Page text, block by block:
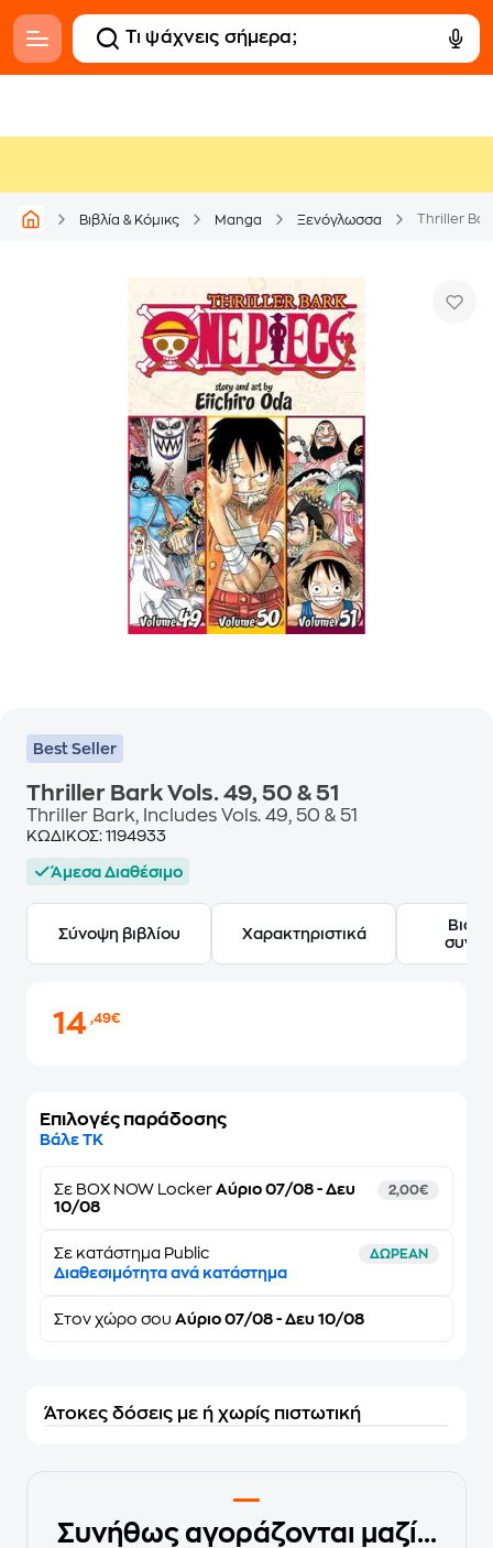
Βιβλία & Κόμικς Manga Ξενόγλωσσα Thriller
Best Seller
Thriller Bark Vols. 49, 50 & 51
Thriller Bark, Includes Vols. 49, 50 & 51
ΚΩΔΙΚΟΣ: 1194933
Άμεσα Διαθέσιμο
Σύνοψη βιβλίου Χαρακτηριστικά
14,49€
Επιλογές παράδοσης
Βάλε ΤΚ
Σε BOX NOW Locker Αύριο 07/08 - Δευ
10/08
2,00€
Σε κατάστημα Public ΔΩΡΕΑΝ
Διαθεσιμότητα ανά κατάστημα
Στον χώρο σου Αύριο 07/08 - Δευ 10/08
Άτοκες δόσεις με ή χωρίς πιστωτική
Συνήθως αγοράζονται μαζί...